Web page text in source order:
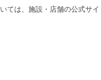
は、施設・店舗の公式サイ